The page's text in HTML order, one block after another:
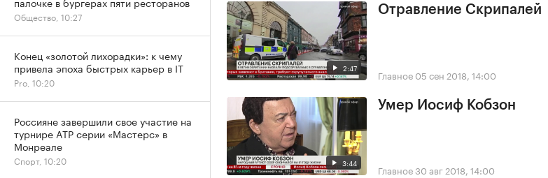
2:47
Отравление Скрипалей
Главное 05 сен 2018, 14:00
3:44
Умер Иосиф Кобзон
Главное30 авг 2018, 14:00
Общество, 10:27
Конец «золотой лихорадки»: к чему
привела эпоха быстрых карьер в IT
Pro, 10:20
Россияне завершили свое участие на
турнире ATP серии «Мастерс» в
Монреале
Спорт, 10:20